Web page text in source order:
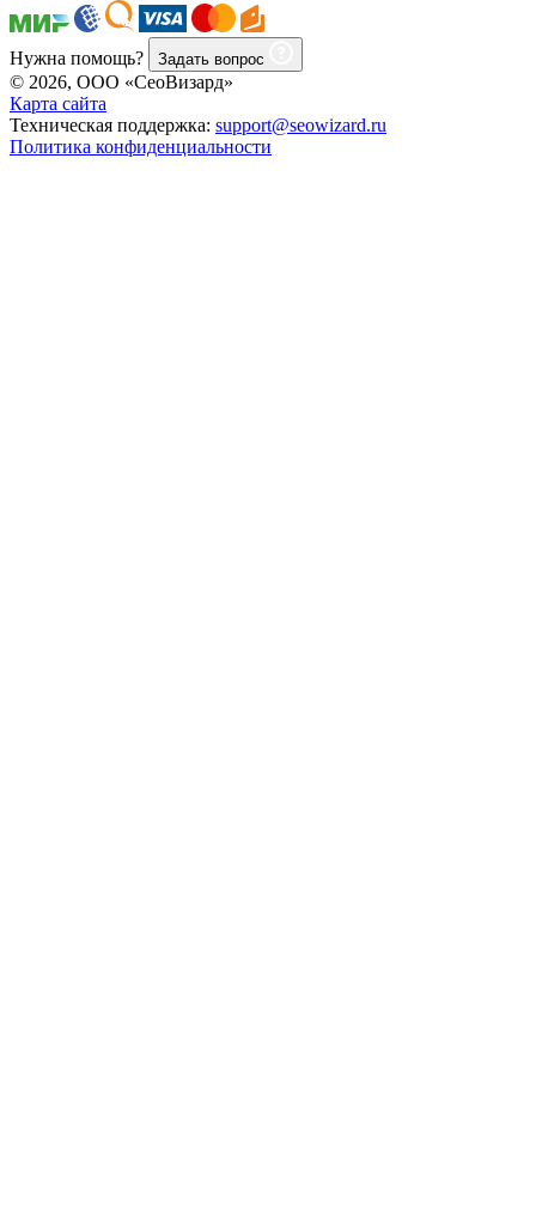
Нужна помощь? Задать вопрос
© 2026, ООО «СеоВизард»
Карта сайта
Техническая поддержка: support@seowizard.ru
Политика конфиденциальности